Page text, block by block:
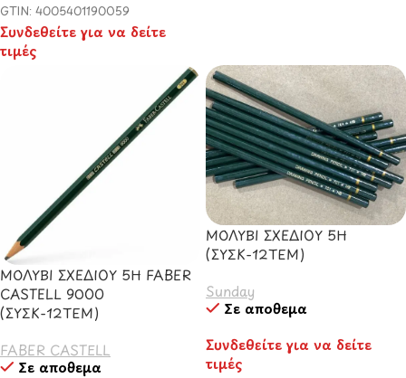
GTIN: 4005401190059
Συνδεθείτε για να δείτε
τιμές
ΜΟΛΥΒΙ ΣΧΕΔΙΟΥ 5Η FABER
CASTELL 9000
(ΣΥΣΚ-12ΤΕΜ)
FABER CASTELL
Σε απόθεμα
ΜΟΛΥΒΙ ΣΧΕΔΙΟΥ 5Η
(ΣΥΣΚ-12ΤΕΜ)
Sunday
Σε απόθεμα
Συνδεθείτε για να δείτε
τιμές